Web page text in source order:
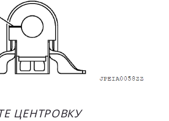
ЦЕНТРОВКУ